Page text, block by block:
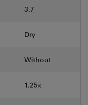
3.7
Dry
Without
1.25⨉